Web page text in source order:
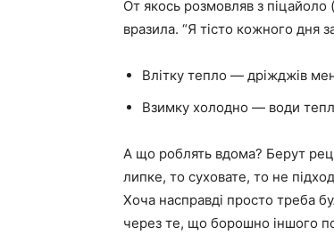
От якось розмовляв з піцайоло
вразила. “Я тісто кожного дня
Влітку тепло — дріжджів
Взимку холодно — води
А що роблять вдома? Берут
липке, то суховате, то не
Хоча насправді просто треба
через те, що борошно іншого